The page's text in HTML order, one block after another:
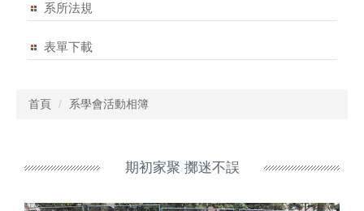
系所法規
表單下載
首頁 系學會活動相簿
期初家聚 擲迷不誤